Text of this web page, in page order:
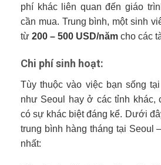
phí khác liên quan đến giáo
cần mua. Trung bình, một sinh
từ 200 – 500 USD/năm cho các
Chi phí sinh hoạt:
Tùy thuộc vào việc bạn sống
như Seoul hay ở các tỉnh khác,
có sự khác biệt đáng kể. Dưới
trung bình hàng tháng tại Seoul
nhất: